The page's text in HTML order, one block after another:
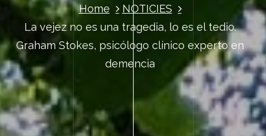
Home
NOTICIES
La vejez no es una tragedia, lo es el tedio.
Graham Stokes, psicólogo clínico experto en
demencia